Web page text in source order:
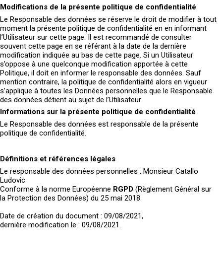
Modifications de la présente politique de confidentialité
Le Responsable des données se réserve le droit de modifier à tout
moment la présente politique de confidentialité en en informant
l’Utilisateur sur cette page. Il est recommandé de consulter
souvent cette page en se référant à la date de la dernière
modification indiquée au bas de cette page. Si un Utilisateur
s’oppose à une quelconque modification apportée à cette
Politique, il doit en informer le responsable des données. Sauf
mention contraire, la politique de confidentialité alors en vigueur
s’applique à toutes les Données personnelles que le Responsable
des données détient au sujet de l’Utilisateur.
Informations sur la présente politique de confidentialité
Le Responsable des données est responsable de la présente
politique de confidentialité.
Définitions et références légales
Le responsable des données personnelles : Monsieur Catallo
Ludovic
Conforme à la norme Européenne RGPD (Règlement Général sur
la Protection des Données) du 25 mai 2018.
Date de création du document : 09/08/2021,
dernière modification le : 09/08/2021.